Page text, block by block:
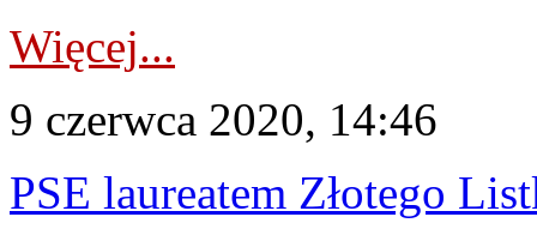
Więcej...
9 czerwca 2020, 14:46
PSE laureatem Złotego